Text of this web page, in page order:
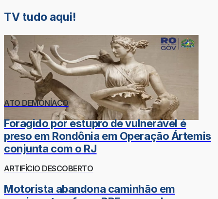
TV tudo aqui!
ATO DEMONÍACO
Foragido por estupro de vulnerável é
preso em Rondônia em Operação Ártemis
conjunta com o RJ
ARTIFÍCIO DESCOBERTO
Motorista abandona caminhão em